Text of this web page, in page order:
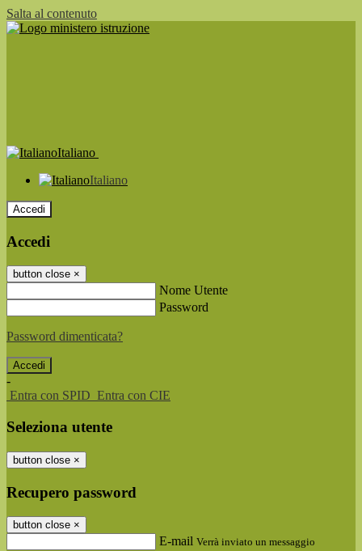
Salta al contenuto
Italiano
Italiano
Accedi
Accedi
button close ×
Nome Utente
Password
Password dimenticata?
-
Entra con SPID Entra con CIE
Seleziona utente
button close ×
Recupero password
button close ×
E-mail Verrà inviato un messaggio